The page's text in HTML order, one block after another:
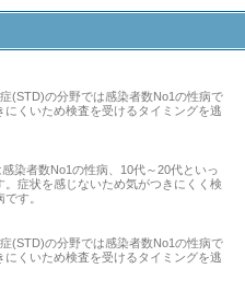
(STD)の分野では感染者数No1の性病で
くいため検査を受けるタイミングを逃
染者数No1の性病、10代～20代といっ
症状を感じないため気がつきにくく検
す。
(STD)の分野では感染者数No1の性病で
くいため検査を受けるタイミングを逃